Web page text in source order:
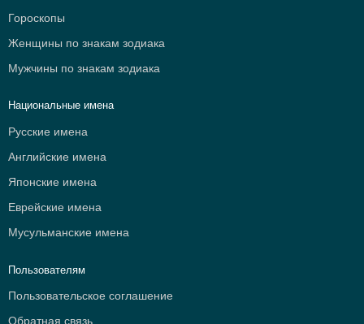
Гороскопы
Женщины по знакам зодиака
Мужчины по знакам зодиака
Национальные имена
Русские имена
Английские имена
Японские имена
Еврейские имена
Мусульманские имена
Пользователям
Пользовательское соглашение
Обратная связь